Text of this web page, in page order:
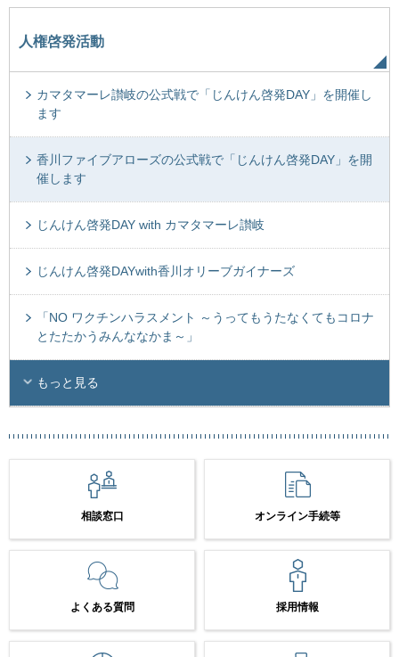
人権啓発活動
カマタマーレ讃岐の公式戦で「じんけん啓発DAY」を開催し
ます
香川ファイブアローズの公式戦で「じんけん啓発DAY」を開
催します
じんけん啓発DAY with カマタマーレ讃岐
じんけん啓発DAYwith香川オリーブガイナーズ
「NO ワクチンハラスメント ～うってもうたなくてもコロナ
とたたかうみんななかま～」
もっと見る
相談窓口 オンライン手続等
よくある質問 採用情報